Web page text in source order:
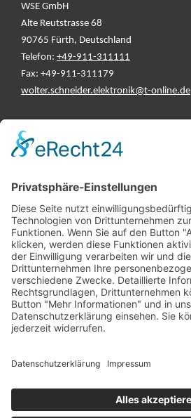
WSE GmbH
Alte Reutstrasse 68
90765 Fürth, Deutschland
Telefon: +49-911-311111
Fax: +49-911-311179
wolter.schneider.elektronik@t-online.de
INFORMATIONEN
Hersteller
Fehlerliste
Impressum
Datenschutzerklärung